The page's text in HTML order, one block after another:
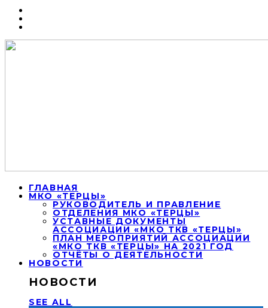
ГЛАВНАЯ
МКО «ТЕРЦЫ»
РУКОВОДИТЕЛЬ И ПРАВЛЕНИЕ
ОТДЕЛЕНИЯ МКО «ТЕРЦЫ»
УСТАВНЫЕ ДОКУМЕНТЫ
АССОЦИАЦИИ «МКО ТКВ «ТЕРЦЫ»
ПЛАН МЕРОПРИЯТИЙ АССОЦИАЦИИ
«МКО ТКВ «ТЕРЦЫ» НА 2021 ГОД
ОТЧЁТЫ О ДЕЯТЕЛЬНОСТИ
НОВОСТИ
НОВОСТИ
SEE ALL